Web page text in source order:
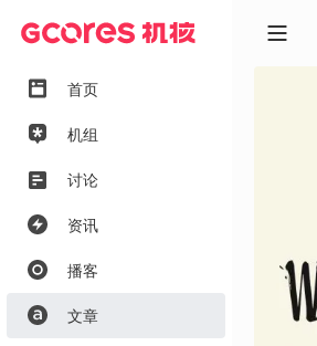
首页
机组
讨论
资讯
播客
文章